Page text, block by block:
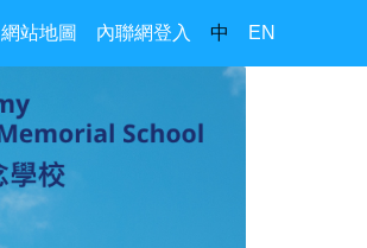
網站地圖 內聯網登入 中 EN